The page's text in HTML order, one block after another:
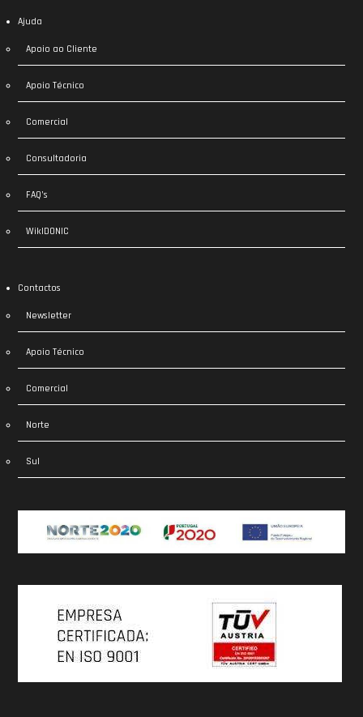
Ajuda
Apoio ao Cliente
Apoio Técnico
Comercial
Consultadoria
FAQ’s
WikIDONIC
Contactos
Newsletter
Apoio Técnico
Comercial
Norte
Sul